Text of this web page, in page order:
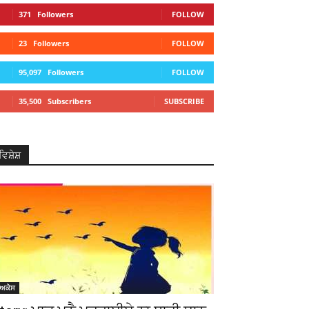
371 Followers FOLLOW
23 Followers FOLLOW
95,097 Followers FOLLOW
35,500 Subscribers SUBSCRIBE